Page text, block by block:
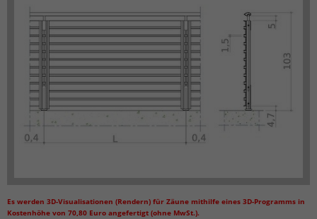
Es werden 3D-Visualisationen (Rendern) für Zäune mithilfe eines 3D-Programms in
Kostenhöhe von 70,80 Euro angefertigt (ohne MwSt.).